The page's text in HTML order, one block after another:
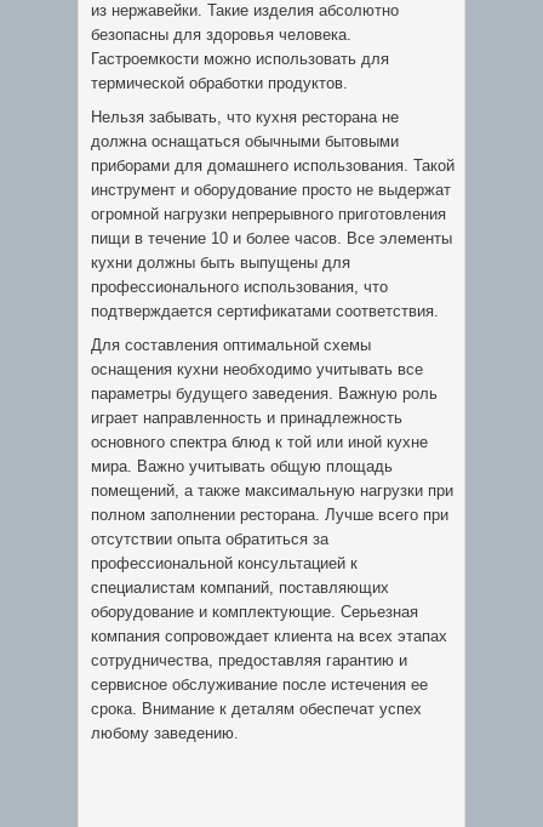
из нержавейки. Такие изделия абсолютно
безопасны для здоровья человека.
Гастроемкости можно использовать для
термической обработки продуктов.
Нельзя забывать, что кухня ресторана не
должна оснащаться обычными бытовыми
приборами для домашнего использования. Такой
инструмент и оборудование просто не выдержат
огромной нагрузки непрерывного приготовления
пищи в течение 10 и более часов. Все элементы
кухни должны быть выпущены для
профессионального использования, что
подтверждается сертификатами соответствия.
Для составления оптимальной схемы
оснащения кухни необходимо учитывать все
параметры будущего заведения. Важную роль
играет направленность и принадлежность
основного спектра блюд к той или иной кухне
мира. Важно учитывать общую площадь
помещений, а также максимальную нагрузки при
полном заполнении ресторана. Лучше всего при
отсутствии опыта обратиться за
профессиональной консультацией к
специалистам компаний, поставляющих
оборудование и комплектующие. Серьезная
компания сопровождает клиента на всех этапах
сотрудничества, предоставляя гарантию и
сервисное обслуживание после истечения ее
срока. Внимание к деталям обеспечат успех
любому заведению.